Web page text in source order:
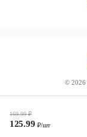
169.99₽
125.99 ₽/шт
© 2026